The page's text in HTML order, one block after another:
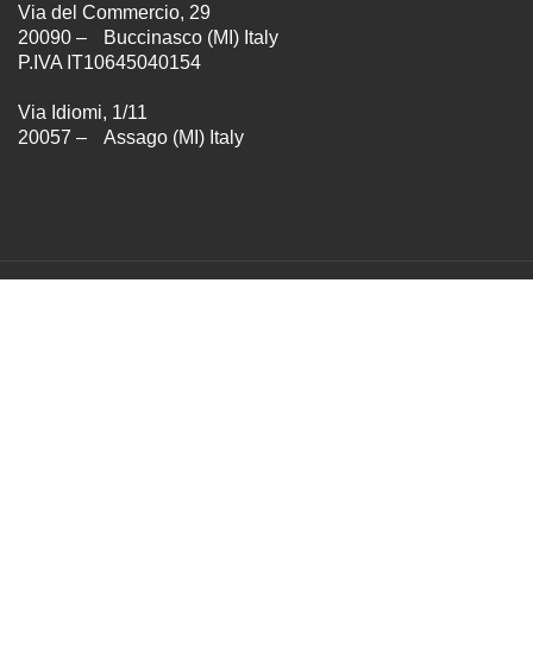
Via del Commercio, 29
20090 – Buccinasco (MI) Italy
P.IVA IT10645040154
Via Idiomi, 1/11
20057 – Assago (MI) Italy